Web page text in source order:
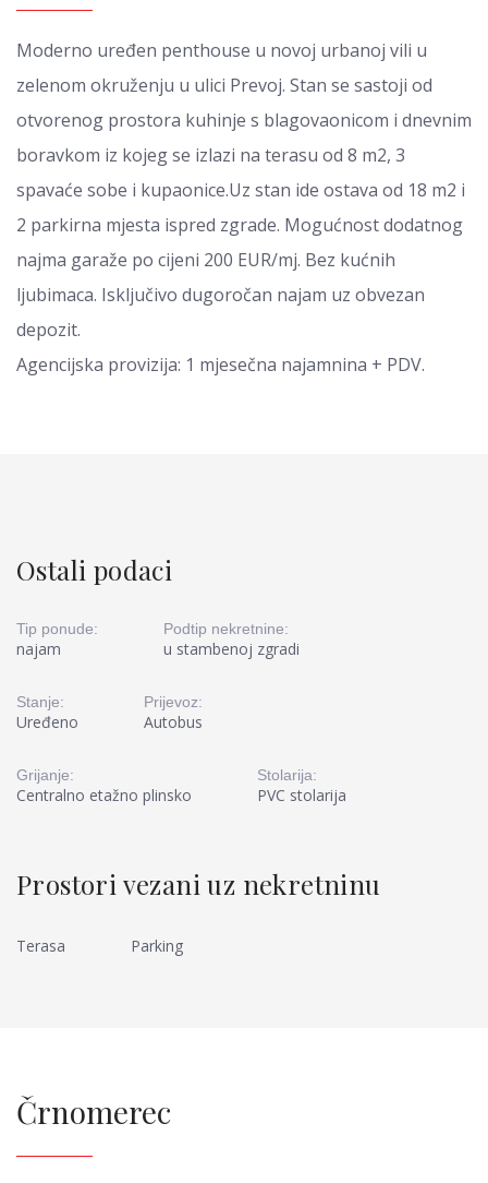
Moderno uređen penthouse u novoj urbanoj vili u
zelenom okruženju u ulici Prevoj. Stan se sastoji od
otvorenog prostora kuhinje s blagovaonicom i dnevnim
boravkom iz kojeg se izlazi na terasu od 8 m2, 3
spavaće sobe i kupaonice.Uz stan ide ostava od 18 m2 i
2 parkirna mjesta ispred zgrade. Mogućnost dodatnog
najma garaže po cijeni 200 EUR/mj. Bez kućnih
ljubimaca. Isključivo dugoročan najam uz obvezan
depozit.
Agencijska provizija: 1 mjesečna najamnina + PDV.
Ostali podaci
Tip ponude:
najam
Podtip nekretnine:
u stambenoj zgradi
Stanje:
Uređeno
Prijevoz:
Autobus
Grijanje:
Centralno etažno plinsko
Stolarija:
PVC stolarija
Prostori vezani uz nekretninu
Terasa Parking
Črnomerec